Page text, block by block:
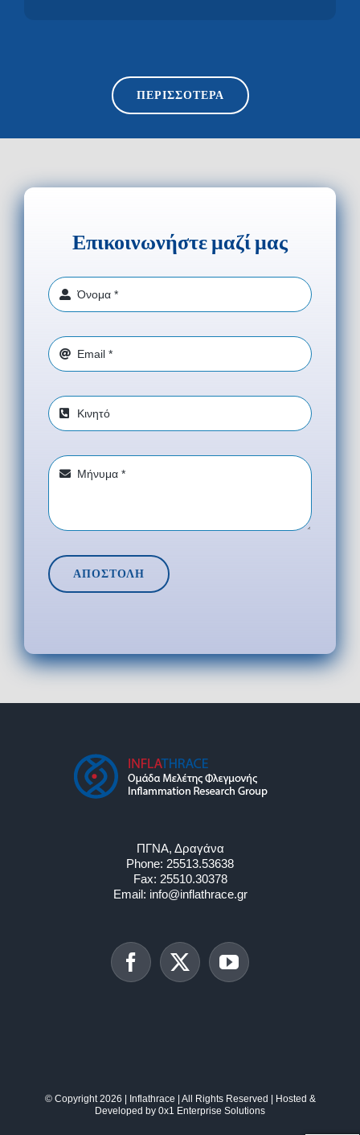
ΠΕΡΙΣΣΟΤΕΡΑ
Επικοινωνήστε μαζί μας
ΑΠΟΣΤΟΛΗ
ΠΓΝΑ, Δραγάνα
Phone: 25513.53638
Fax: 25510.30378
Email: info@inflathrace.gr
© Copyright2026 | Inflathrace | All Rights Reserved | Hosted &
Developed by 0x1 Enterprise Solutions